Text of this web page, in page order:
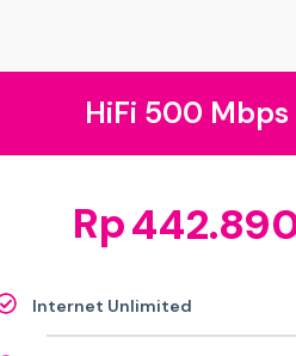
HiFi 500 Mbps
Rp
Internet Unlimited